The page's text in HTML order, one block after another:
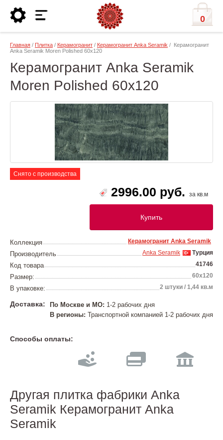
0
Главная / Плитка / Керамогранит / Керамогранит Anka Seramik / Керамогранит
Anka Seramik Moren Polished 60x120
Керамогранит Anka Seramik
Moren Polished 60x120
Снято с производства
2996.00 руб. за кв.м
Купить
Коллекция Керамогранит Anka Seramik
Производитель Турция
Anka Seramik
Код товара 41746
Размер: 60х120
В упаковке: 2 штуки / 1,44 кв.м
Доставка: По Москве и МО: 1-2 рабочих дня
В регионы: Транспортной компанией 1-2 рабочих дня
Способы оплаты:
Другая плитка фабрики Anka
Seramik Керамогранит Anka
Seramik